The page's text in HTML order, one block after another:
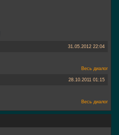
31.05.2012 22:04
Весь диалог
28.10.2011 01:15
Весь диалог